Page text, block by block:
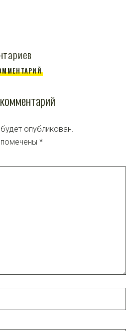
опубликован.
*